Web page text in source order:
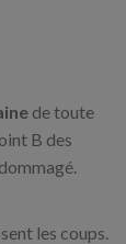
de toute
B des
les coups.